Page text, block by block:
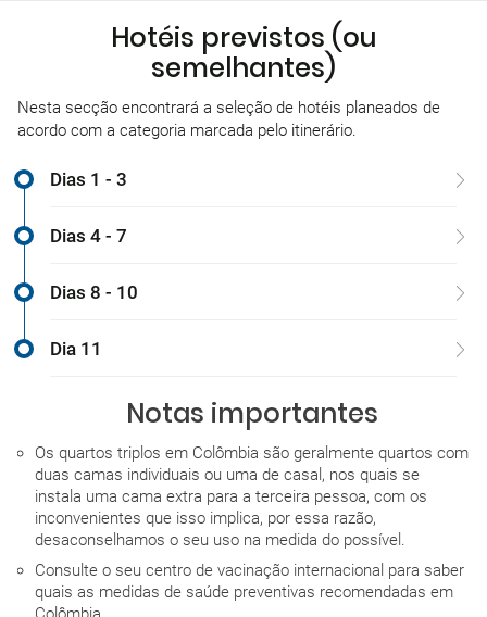
Hotéis previstos (ou
semelhantes)
Nesta secção encontrará a seleção de hotéis planeados de
acordo com a categoria marcada pelo itinerário.
Dias 1 - 3
Dias 4 - 7
Dias 8 - 10
Dia 11
Notas importantes
Os quartos triplos em Colômbia são geralmente quartos com
duas camas individuais ou uma de casal, nos quais se
instala uma cama extra para a terceira pessoa, com os
inconvenientes que isso implica, por essa razão,
desaconselhamos o seu uso na medida do possível.
Consulte o seu centro de vacinação internacional para saber
quais as medidas de saúde preventivas recomendadas em